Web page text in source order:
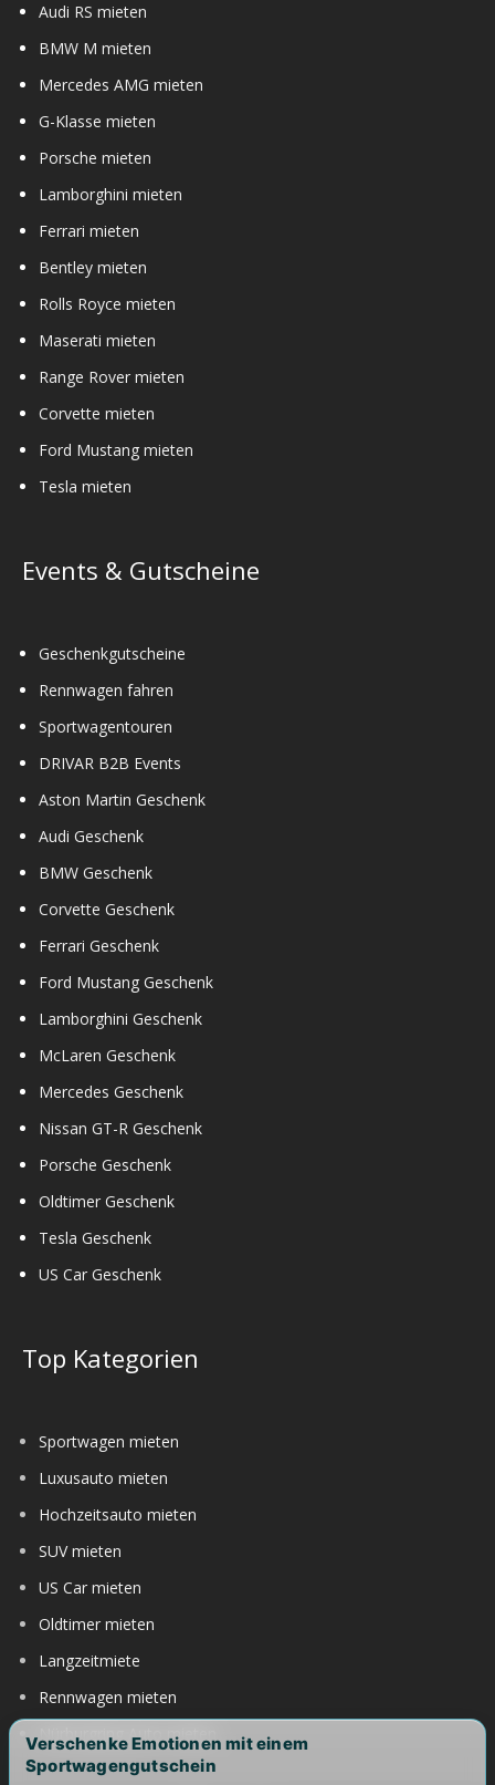
Audi RS mieten
BMW M mieten
Mercedes AMG mieten
G-Klasse mieten
Porsche mieten
Lamborghini mieten
Ferrari mieten
Bentley mieten
Rolls Royce mieten
Maserati mieten
Range Rover mieten
Corvette mieten
Ford Mustang mieten
Tesla mieten
Events & Gutscheine
Geschenkgutscheine
Rennwagen fahren
Sportwagentouren
DRIVAR B2B Events
Aston Martin Geschenk
Audi Geschenk
BMW Geschenk
Corvette Geschenk
Ferrari Geschenk
Ford Mustang Geschenk
Lamborghini Geschenk
McLaren Geschenk
Mercedes Geschenk
Nissan GT-R Geschenk
Porsche Geschenk
Oldtimer Geschenk
Tesla Geschenk
US Car Geschenk
Top Kategorien
Sportwagen mieten
Luxusauto mieten
Hochzeitsauto mieten
SUV mieten
US Car mieten
Oldtimer mieten
Langzeitmiete
Rennwagen mieten
Nürburgring Auto mieten
Verschenke Emotionen mit einem
Sportwagengutschein